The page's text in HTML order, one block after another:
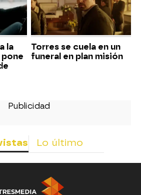
la
Torres se cuela en un
funeral en plan misión
Lo último